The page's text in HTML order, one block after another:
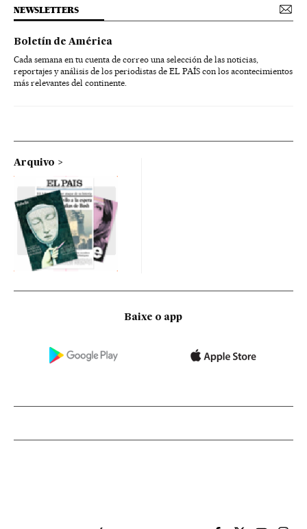
NEWSLETTERS
Boletín de América
Cada semana en tu cuenta de correo una selección de las noticias,
reportajes y análisis de los periodistas de EL PAÍS con los acontecimientos
más relevantes del continente.
Arquivo
Baixe o app